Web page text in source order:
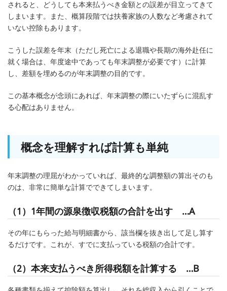
されると、どうしても本来払うべき金額との誤差が目立ってきて
しまいます。また、概算段階では扶養家族の人数など考慮されて
いない控除もあります。
こうした誤差を年末（ただし死亡による退職や長期の海外赴任に
就く場合は、年度途中であっても年末調整が必要です）に計算
し、差額を埋めるのが年末調整の目的です。
この基本概念が念頭にあれば、年末調整の際にいたずらに混乱す
る心配はありません。
概念を理解すれば計算も単純
年末調整の理屈がわかっていれば、最終的な調整額の算出そのも
のは、非常に簡単な計算でできてしまいます。
（1）1年間の源泉徴収税額の合計を出す …A
その年にもらった給与明細書から、該当欄を抜き出して足し算す
るだけです。これが、すでに支払っている税額の合計です。
（2）本来支払うべき所得税額を計算する …B